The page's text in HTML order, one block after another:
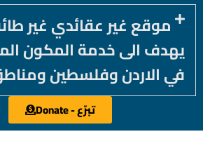
موقع غير عقائدي غير
يهدف الى خدمة المكون
في الاردن وفلسطين ومناطق
تبرّع - Donate